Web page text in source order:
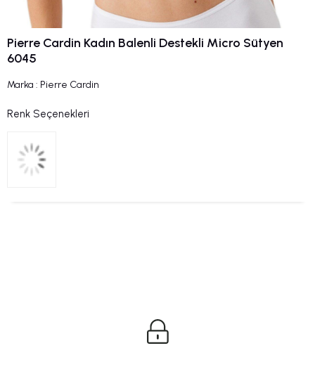
Pierre Cardin Kadın Balenli Destekli Micro Sütyen
6045
Marka : Pierre Cardin
Renk Seçenekleri